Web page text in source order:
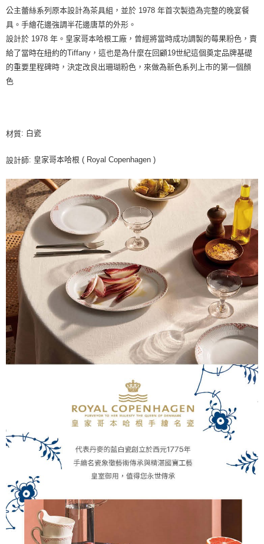
公主蕾絲系列原本設計為茶具組，並於 1978 年首次製造為完整的晚宴餐
具。手繪花邊強調半花邊唐草的外形。
設計於 1978 年。皇家哥本哈根工廠，曾經將當時成功調製的莓果粉色，賣
給了當時在紐約的Tiffany，這也是為什麼在回顧19世紀這個奠定品牌基礎
的重要里程碑時，決定改良出珊瑚粉色，來做為新色系列上市的第一個顏
色
材質: 白瓷
設計師: 皇家哥本哈根 ( Royal Copenhagen )